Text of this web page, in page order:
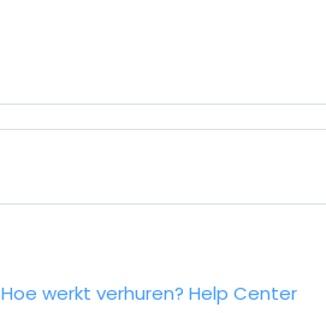
Hoe werkt verhuren? Help Center